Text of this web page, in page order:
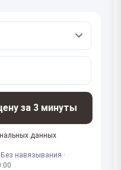
за 3 минуты
данных
навязывания ·